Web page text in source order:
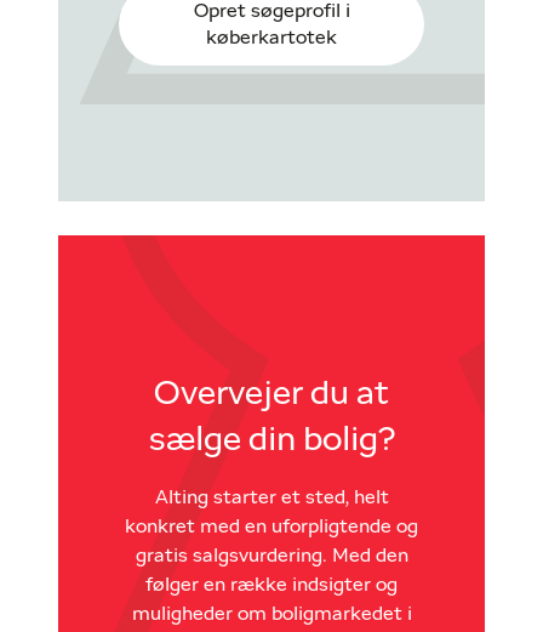
Opret søgeprofil i
køberkartotek
Overvejer du at
sælge din bolig?
Alting starter et sted, helt
konkret med en uforpligtende og
gratis salgsvurdering. Med den
følger en række indsigter og
muligheder om boligmarkedet i